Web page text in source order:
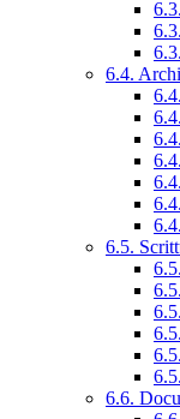
6.4.
6.5.
6.6.